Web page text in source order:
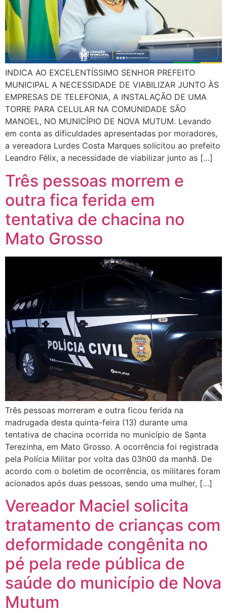
INDICA AO EXCELENTÍSSIMO SENHOR PREFEITO
MUNICIPAL A NECESSIDADE DE VIABILIZAR JUNTO ÀS
EMPRESAS DE TELEFONIA, A INSTALAÇÃO DE UMA
TORRE PARA CELULAR NA COMUNIDADE SÃO
MANOEL, NO MUNICÍPIO DE NOVA MUTUM. Levando
em conta as dificuldades apresentadas por moradores,
a vereadora Lurdes Costa Marques solicitou ao prefeito
Leandro Félix, a necessidade de viabilizar junto as […]
Três pessoas morrem e
outra fica ferida em
tentativa de chacina no
Mato Grosso
Três pessoas morreram e outra ficou ferida na
madrugada desta quinta-feira (13) durante uma
tentativa de chacina ocorrida no município de Santa
Terezinha, em Mato Grosso. A ocorrência foi registrada
pela Polícia Militar por volta das 03h00 da manhã. De
acordo com o boletim de ocorrência, os militares foram
acionados após duas pessoas, sendo uma mulher, […]
Vereador Maciel solicita
tratamento de crianças com
deformidade congênita no
pé pela rede pública de
saúde do município de Nova
Mutum